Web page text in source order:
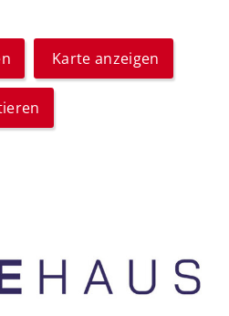
Karte anzeigen